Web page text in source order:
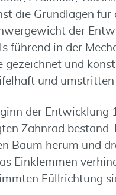
die Grundlagen
der
führend in der
gezeichnet und
und
der Entwicklung
Zahnrad
Baum herum und
Einklemmen
Füllrichtung